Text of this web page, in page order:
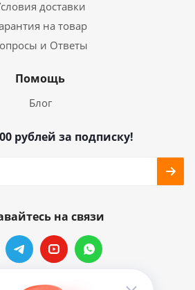
доставки
на товар
и Ответы
Помощь
Блог
рублей за подписку!
на связи